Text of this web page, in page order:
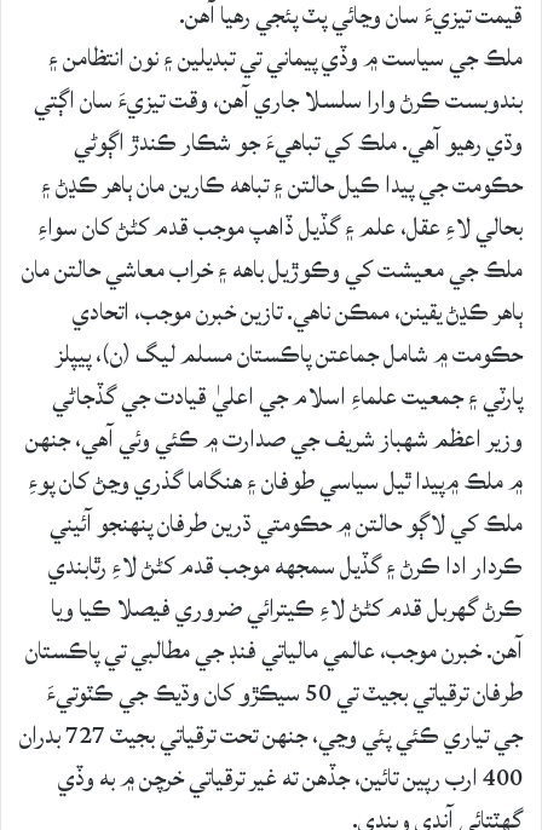
قيمت تيزيءَ سان وڃائي پٽ پئجي رهيا آهن.
ملڪ جي سياست ۾ وڏي پيماني تي تبديلين ۽ نون انتظامن ۽
بندوبست ڪرڻ وارا سلسلا جاري آهن، وقت تيزيءَ سان اڳتي
وڌي رهيو آهي. ملڪ کي تباهيءَ جو شڪار ڪندڙ اڳوڻي
حڪومت جي پيدا ڪيل حالتن ۽ تباهه ڪارين مان ٻاهر ڪڍڻ ۽
بحالي لاءِ عقل، علم ۽ گڏيل ڏاهپ موجب قدم کڻڻ کان سواءِ
ملڪ جي معيشت کي وڪوڙيل باهه ۽ خراب معاشي حالتن مان
ٻاهر ڪڍڻ يقينن، ممڪن ناهي. تازين خبرن موجب، اتحادي
حڪومت ۾ شامل جماعتن پاڪستان مسلم ليگ (ن)، پيپلز
پارٽي ۽ جمعيت علماءِ اسلام جي اعليٰ قيادت جي گڏجاڻي
وزير اعظم شهباز شريف جي صدارت ۾ ڪئي وئي آهي، جنهن
۾ ملڪ ۾پيدا ٿيل سياسي طوفان ۽ هنگاما گذري وڃڻ کان پوءِ
ملڪ کي لاڳو حالتن ۾ حڪومتي ڌرين طرفان پنهنجو آئيني
ڪردار ادا ڪرڻ ۽ گڏيل سمجهه موجب قدم کڻڻ لاءِ رٿابندي
ڪرڻ گهربل قدم کڻڻ لاءِ ڪيترائي ضروري فيصلا ڪيا ويا
آهن. خبرن موجب، عالمي مالياتي فنڊ جي مطالبي تي پاڪستان
طرفان ترقياتي بجيٽ تي 50 سيڪڙو کان وڌيڪ جي ڪٽوتيءَ
جي تياري ڪئي پئي وڃي، جنهن تحت ترقياتي بجيٽ 727 بدران
400 ارب رپين تائين، جڏهن ته غير ترقياتي خرچن ۾ به وڏي
گهٽتائي آندي ويندي.